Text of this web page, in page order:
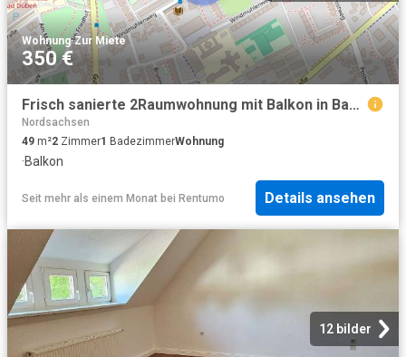
Wohnung·Zur Miete
350 €
Frisch sanierte 2Raumwohnung mit Balkon in Bad Düben
Nordsachsen
49 m²2 Zimmer1 BadezimmerWohnung
·Balkon
Seit mehr als einem Monat bei Rentumo Details ansehen
12 bilder